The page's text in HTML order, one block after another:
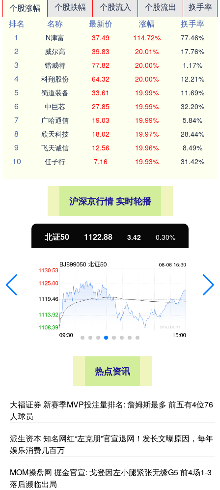
个股涨幅 个股跌幅 个股流入 个股流出
换手率
排名
名称 最新价 涨幅
换手率
1
N津富 37.49 114.72% 77.46%
2 威尔高 39.83 20.01% 17.76%
3 锴威特 77.82 20.00% 1.17%
4 科翔股份 64.32 20.00% 12.21%
5 蜀道装备 33.61 19.99% 11.69%
6 中巨芯 27.85 19.99% 32.20%
7 广哈通信 19.03 19.99% 5.84%
8 欣天科技 18.02 19.97% 28.44%
9 飞天诚信 12.56 19.96% 8.49%
10 任子行 7.16 19.93% 31.42%
沪深京行情 实时轮播
北证50 1122.88 3.42 0.30%
热点资讯
大福证券 新赛季MVP投注量排名: 詹姆斯最多 前五有4位76
人球员
派生资本 知名网红“左克朋”官宣退网！发长文曝原因，每年
娱乐消费几百万
MOM操盘网 掘金官宣: 戈登因左小腿紧张无缘G5 前4场1-3
落后濒临出局